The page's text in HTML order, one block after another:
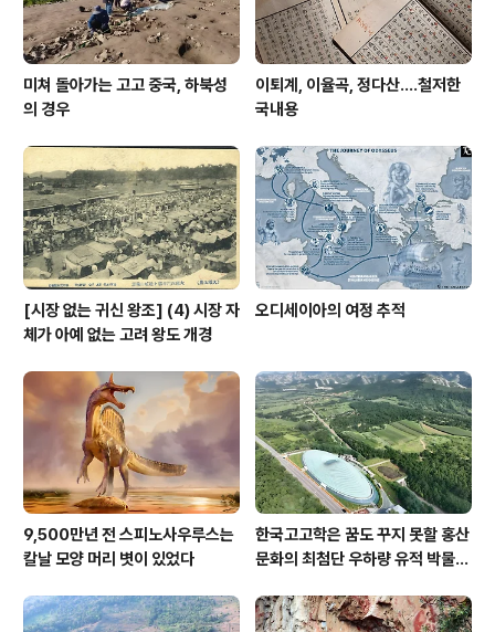
미쳐 돌아가는 고고 중국, 하북성
의 경우
이퇴계, 이율곡, 정다산....철저한
국내용
[시장 없는 귀신 왕조] (4) 시장 자
체가 아예 없는 고려 왕도 개경
오디세이아의 여정 추적
9,500만년 전 스피노사우루스는
칼날 모양 머리 볏이 있었다
한국고고학은 꿈도 꾸지 못할 홍산
문화의 최첨단 우하량 유적 박물관